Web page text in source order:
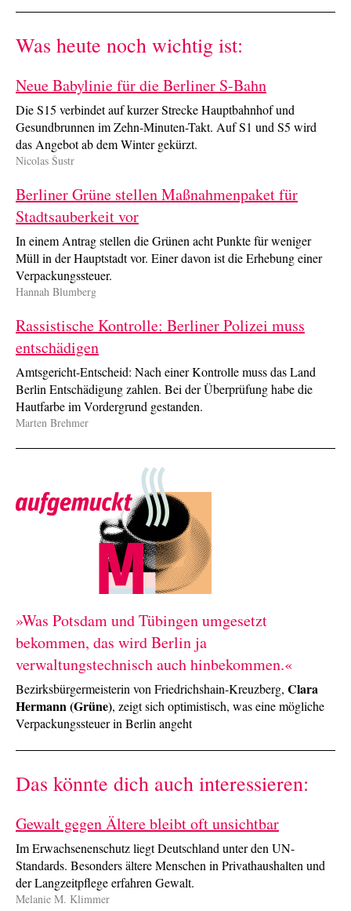
Was heute noch wichtig ist:
Neue Babylinie für die Berliner S-Bahn
Die S15 verbindet auf kurzer Strecke Hauptbahnhof und
Gesundbrunnen im Zehn-Minuten-Takt. Auf S1 und S5 wird
das Angebot ab dem Winter gekürzt.
Nicolas Šustr
Berliner Grüne stellen Maßnahmen­paket für
Stadt­sauberkeit vor
In einem Antrag stellen die Grünen acht Punkte für weniger
Müll in der Haupt­stadt vor. Einer davon ist die Erhebung einer
Verpackungs­steuer.
Hannah Blumberg
Rassistische Kontrolle: Berliner Polizei muss
entschädigen
Amtsgericht-Entscheid: Nach einer Kon­trolle muss das Land
Berlin Ent­schädi­gung zahlen. Bei der Über­prüfung habe die
Haut­farbe im Vorder­grund gestanden.
Marten Brehmer
»Was Potsdam und Tübingen umgesetzt
bekommen, das wird Berlin ja
verwaltungstechnisch auch hinbekommen.«
Bezirksbürgermeisterin von Friedrichshain-Kreuzberg, Clara
Hermann (Grüne), zeigt sich optimistisch, was eine mögliche
Verpackungssteuer in Berlin angeht
Das könnte dich auch interessieren:
Gewalt gegen Ältere bleibt oft unsichtbar
Im Erwachsenenschutz liegt Deutschland unter den UN-
Standards. Besonders ältere Menschen in Privathaushalten und
der Langzeitpflege erfahren Gewalt.
Melanie M. Klimmer